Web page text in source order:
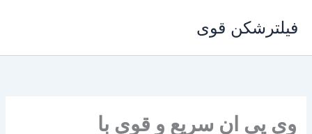
فیلترشکن قوی
وی پی ان سریع و قوی با